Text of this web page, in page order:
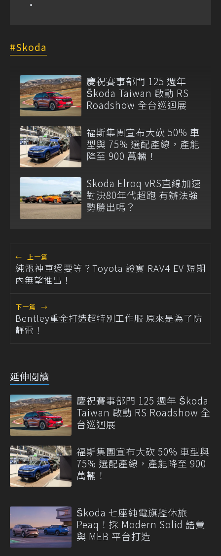
Skoda
慶祝賽事部門 125 週年
Škoda Taiwan 啟動 RS
Roadshow 全台巡迴展
福斯集團宣布大砍 50% 車
型與 75% 選配產線，產能
降至 900 萬輛！
Skoda Elroq vRS直線加速
對決80年代超跑 有辦法強
勢勝出嗎？
← 上一篇
純電神車還要等？Toyota 證實 RAV4 EV 短期
內無望推出！
下一篇 →
Bentley重金打造超特別工作服 原來是為了防
靜電！
延伸閱讀
慶祝賽事部門 125 週年 Škoda
Taiwan 啟動 RS Roadshow 全
台巡迴展
福斯集團宣布大砍 50% 車型與
75% 選配產線，產能降至 900
萬輛！
Škoda 七座純電旗艦休旅
Peaq！採 Modern Solid 語彙
與 MEB 平台打造